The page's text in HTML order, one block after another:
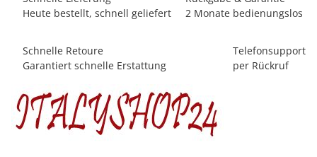
Heute bestellt, schnell geliefert
2 Monate bedienungslos
Schnelle Retoure
Garantiert schnelle Erstattung
Telefonsupport
per Rückruf